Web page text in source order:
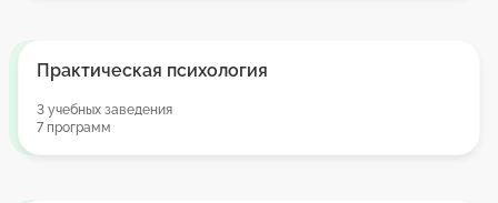
Практическая психология
3 учебных заведения
7 программ